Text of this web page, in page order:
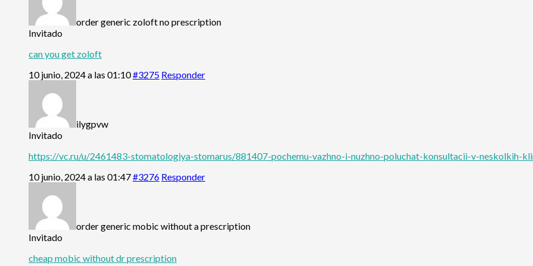
order generic zoloft no prescription
Invitado
can you get zoloft
10 junio, 2024 a las 01:10#3275 Responder
ilygpvw
Invitado
https://vc.ru/u/2461483-stomatologiya-stomarus/881407-pochemu-vazhno-i-nuzhno-poluchat-konsultacii-v-neskolkih-
10 junio, 2024 a las 01:47#3276 Responder
order generic mobic without a prescription
Invitado
cheap mobic without dr prescription